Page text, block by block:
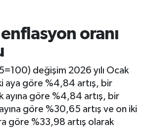
enflasyon oranı
değişim 2026 yılı Ocak
aya göre %4,84 artış, bir
ayına göre %4,84 artış, bir
ayına göre %30,65 artış ve on iki
göre %33,98 artış olarak